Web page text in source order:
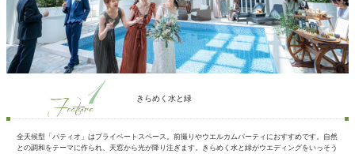
きらめく水と緑
全天候型「パティオ」はプライベートスペース。前撮りやウエルカムパーティにおすすめです。自然
との調和をテーマに作られ、天窓から光が降り注ぎます。きらめく水と緑がウエディングをいっそう